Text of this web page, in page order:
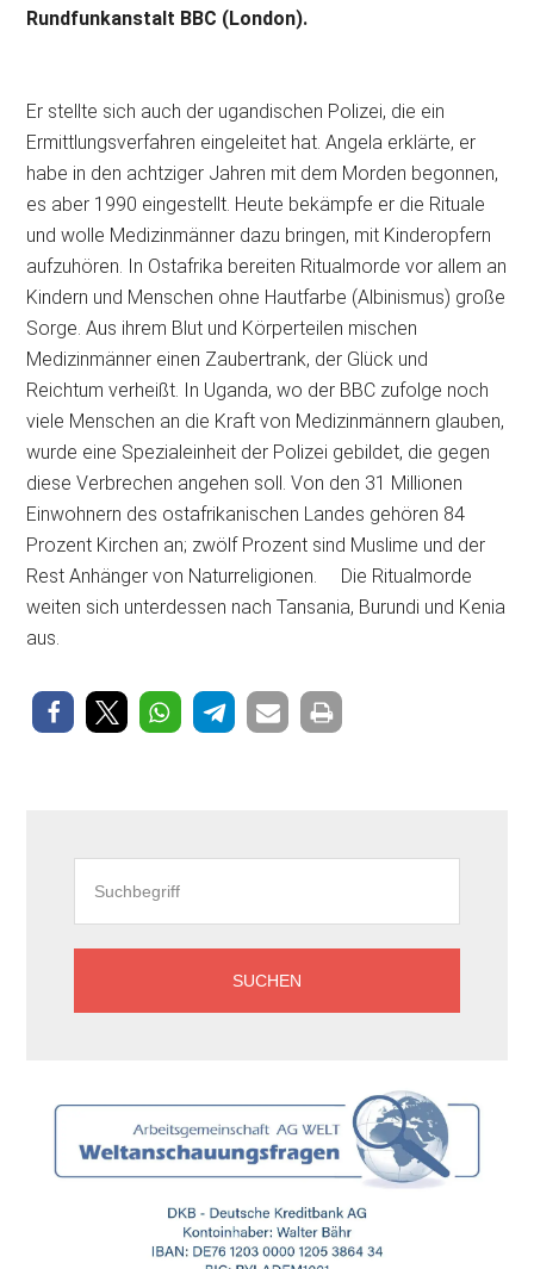
Rundfunkanstalt BBC (London).
Er stellte sich auch der ugandischen Polizei, die ein
Ermittlungsverfahren eingeleitet hat. Angela erklärte, er
habe in den achtziger Jahren mit dem Morden begonnen,
es aber 1990 eingestellt. Heute bekämpfe er die Rituale
und wolle Medizinmänner dazu bringen, mit Kinderopfern
aufzuhören. In Ostafrika bereiten Ritualmorde vor allem an
Kindern und Menschen ohne Hautfarbe (Albinismus) große
Sorge. Aus ihrem Blut und Körperteilen mischen
Medizinmänner einen Zaubertrank, der Glück und
Reichtum verheißt. In Uganda, wo der BBC zufolge noch
viele Menschen an die Kraft von Medizinmännern glauben,
wurde eine Spezialeinheit der Polizei gebildet, die gegen
diese Verbrechen angehen soll. Von den 31 Millionen
Einwohnern des ostafrikanischen Landes gehören 84
Prozent Kirchen an; zwölf Prozent sind Muslime und der
Rest Anhänger von Naturreligionen. Die Ritualmorde
weiten sich unterdessen nach Tansania, Burundi und Kenia
aus.